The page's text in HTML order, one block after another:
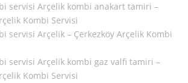
servisi Arçelik kombi anakart tamiri –
Kombi Servisi
servisi Arçelik – Çerkezköy Arçelik Kombi
servisi Arçelik kombi gaz valfi tamiri –
Kombi Servisi